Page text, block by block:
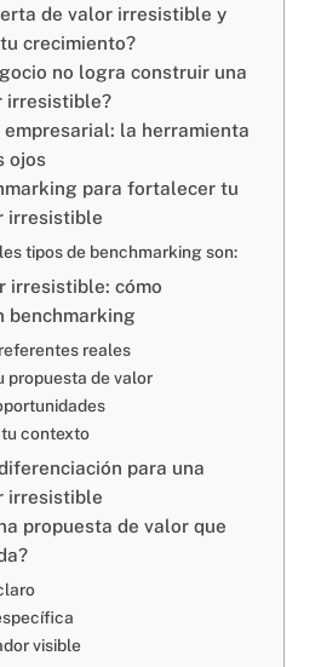
de valor irresistible y
crecimiento?
no logra construir una
irresistible?
empresarial: la herramienta
ojos
para fortalecer tu
irresistible
tipos de benchmarking son:
irresistible: cómo
benchmarking
reales
propuesta de valor
contexto
para una
irresistible
propuesta de valor que
visible
Cel: +57 3184183054
Email: hi@classalia.com
NIT 901563545
Cra 18 No 8 – 30